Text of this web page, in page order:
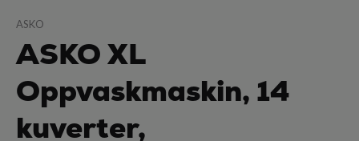
ASKO
ASKO XL
Oppvaskmaskin, 14
kuverter,